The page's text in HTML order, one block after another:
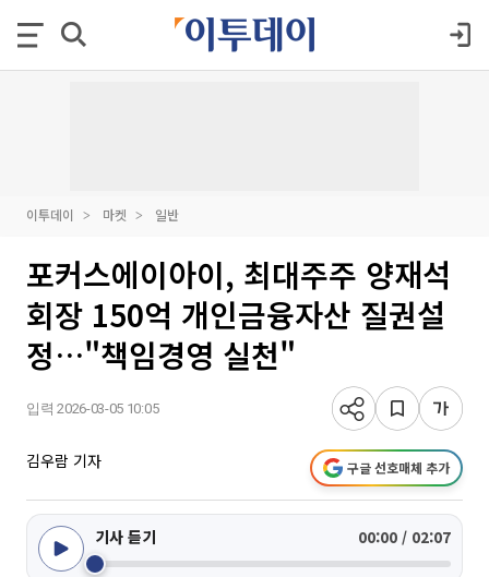
이투데이 마켓 일반
포커스에이아이, 최대주주 양재석
회장 150억 개인금융자산 질권설
정…"책임경영 실천"
입력 2026-03-05 10:05
김우람 기자 구글 선호매체 추가
기사 듣기 00:00 / 02:07